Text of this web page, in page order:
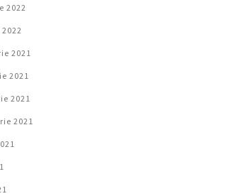
2022
2021
2021
2021
2021